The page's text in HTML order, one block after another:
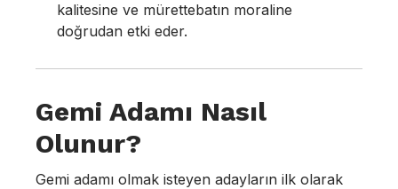
kalitesine ve mürettebatın moraline
doğrudan etki eder.
Gemi Adamı Nasıl
Olunur?
Gemi adamı olmak isteyen adayların ilk olarak